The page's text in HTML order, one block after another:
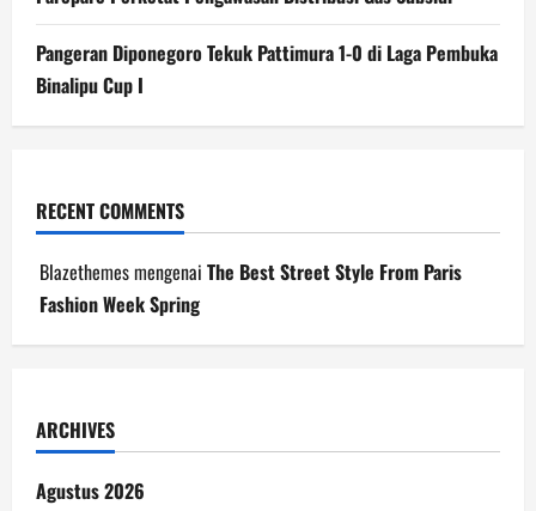
Pangeran Diponegoro Tekuk Pattimura 1-0 di Laga Pembuka
Binalipu Cup I
RECENT COMMENTS
Blazethemesmengenai The Best Street Style From Paris
Fashion Week Spring
ARCHIVES
Agustus 2026